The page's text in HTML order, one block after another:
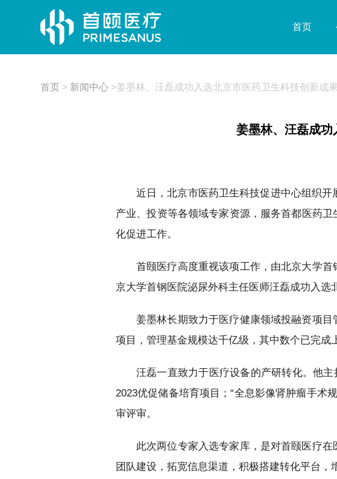
首页
首页 > 新闻中心 >姜墨林、汪磊成功入选北京市医药卫生科技创新成
姜墨林、汪磊成
近日，北京市医药卫生科技促进中心组织开
产业、投资等各领域专家资源，服务首都医药
化促进工作。
首颐医疗高度重视该项工作，由北京大学
京大学首钢医院泌尿外科主任医师汪磊成功入选
姜墨林长期致力于医疗健康领域投融资项
项目，管理基金规模达千亿级，其中数个已完成
汪磊一直致力于医疗设备的产研转化。他
2023优促储备培育项目；“全息影像肾肿瘤手术
审评审。
此次两位专家入选专家库，是对首颐医疗
团队建设，拓宽信息渠道，积极搭建转化平台，